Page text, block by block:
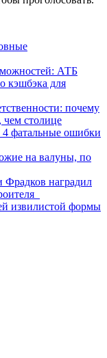
АТБ
кэшбэка для
почему
чем столице
фатальные ошибки
на валуны, по
Фрадков наградил
извилистой формы